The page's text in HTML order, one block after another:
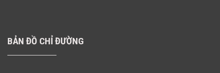
BẢN ĐỒ CHỈ ĐƯỜNG